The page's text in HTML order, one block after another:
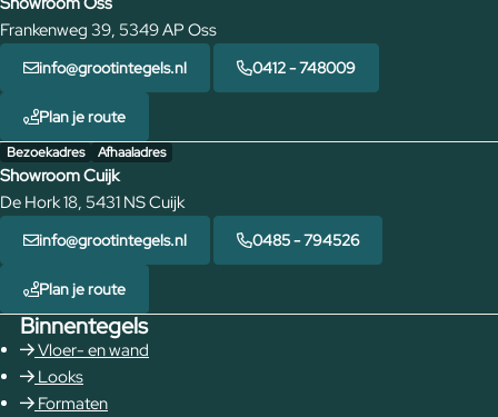
Frankenweg 39, 5349 AP Oss
info@grootintegels.nl 0412 - 748009
Plan je route
Bezoekadres Afhaaladres
Showroom Cuijk
De Hork 18, 5431 NS Cuijk
info@grootintegels.nl 0485 - 794526
Plan je route
Binnentegels
Vloer- en wand
Looks
Formaten